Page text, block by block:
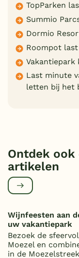
TopParken
Summio
Dormio
Roompot
Vakantiepark
Last minute
letten bij het
Ontdek ook
artikelen
Wijnfeesten aan
uw vakantiepark
Bezoek de
Moezel en
in de